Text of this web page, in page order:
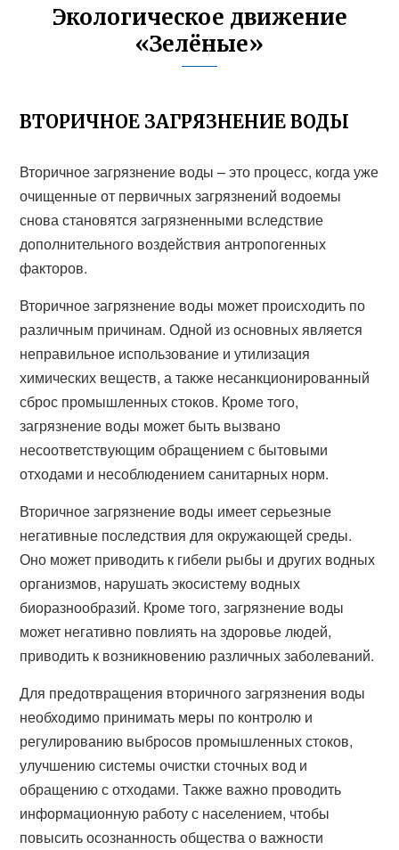
Экологическое движение
«Зелёные»
ВТОРИЧНОЕ ЗАГРЯЗНЕНИЕ ВОДЫ
Вторичное загрязнение воды – это процесс, когда уже
очищенные от первичных загрязнений водоемы
снова становятся загрязненными вследствие
дополнительного воздействия антропогенных
факторов.
Вторичное загрязнение воды может происходить по
различным причинам. Одной из основных является
неправильное использование и утилизация
химических веществ, а также несанкционированный
сброс промышленных стоков. Кроме того,
загрязнение воды может быть вызвано
несоответствующим обращением с бытовыми
отходами и несоблюдением санитарных норм.
Вторичное загрязнение воды имеет серьезные
негативные последствия для окружающей среды.
Оно может приводить к гибели рыбы и других водных
организмов, нарушать экосистему водных
биоразнообразий. Кроме того, загрязнение воды
может негативно повлиять на здоровье людей,
приводить к возникновению различных заболеваний.
Для предотвращения вторичного загрязнения воды
необходимо принимать меры по контролю и
регулированию выбросов промышленных стоков,
улучшению системы очистки сточных вод и
обращению с отходами. Также важно проводить
информационную работу с населением, чтобы
повысить осознанность общества о важности